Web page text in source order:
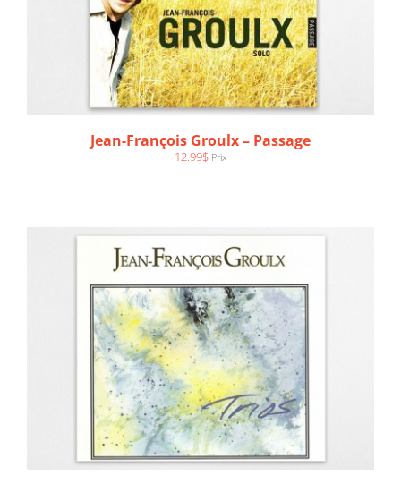
Jean-François Groulx – Passage
12.99$ Prix
AJOUTER AU PANIER / DÉTAILS